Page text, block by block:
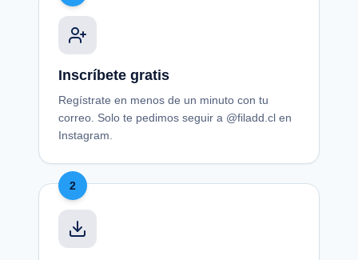
Inscríbete gratis
Regístrate en menos de un minuto con tu
correo. Solo te pedimos seguir a @filadd.cl en
Instagram.
2